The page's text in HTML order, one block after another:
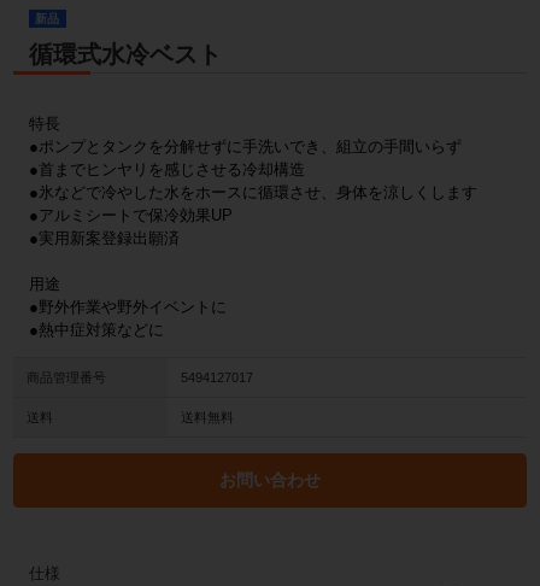
新品
循環式水冷ベスト
特長
●ポンプとタンクを分解せずに手洗いでき、組立の手間いらず
●首までヒンヤリを感じさせる冷却構造
●氷などで冷やした水をホースに循環させ、身体を涼しくします
●アルミシートで保冷効果UP
●実用新案登録出願済
用途
●野外作業や野外イベントに
●熱中症対策などに
商品管理番号 5494127017
送料 送料無料
お問い合わせ
仕様